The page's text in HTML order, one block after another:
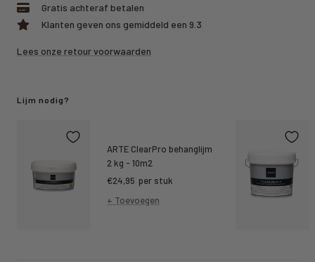
Gratis achteraf betalen
Klanten geven ons gemiddeld een 9.3
Lees onze retour voorwaarden
Lijm nodig?
ARTE ClearPro behanglijm
2 kg - 10m2
Kortings
prijs
€24,95 per stuk
+ Toevoegen